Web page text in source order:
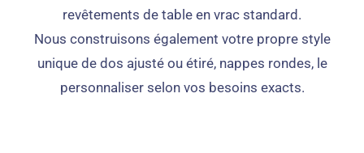
revêtements de table en vrac standard.
Nous construisons également votre propre style
unique de dos ajusté ou étiré, nappes rondes, le
personnaliser selon vos besoins exacts.